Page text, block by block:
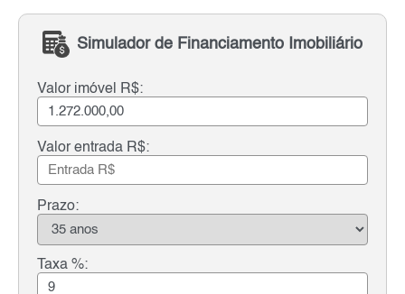
Simulador de Financiamento Imobiliário
Valor imóvel R$:
Valor entrada R$:
Prazo:
Taxa %: